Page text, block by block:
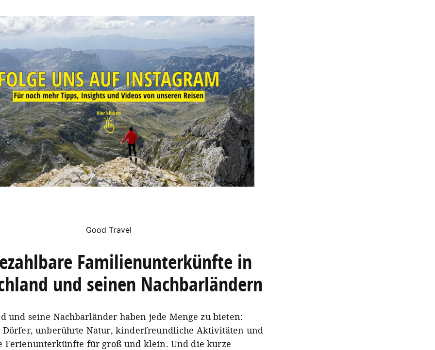
Good Travel
Familienunterkünfte in
und seinen Nachbarländern
und seine Nachbarländer haben jede Menge zu bieten:
Dörfer, unberührte Natur, kinderfreundliche Aktivitäten und
Ferienunterkünfte für groß und klein. Und die kurze